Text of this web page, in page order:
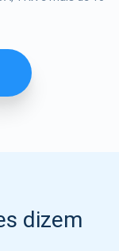
dizem